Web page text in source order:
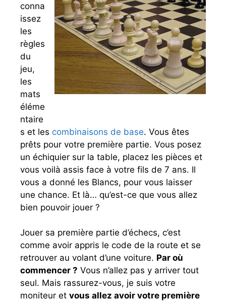
conna
issez
les
règles
du
jeu,
les
mats
éléme
ntaire
s et les combinaisons de base. Vous êtes
prêts pour votre première partie. Vous posez
un échiquier sur la table, placez les pièces et
vous voilà assis face à votre fils de 7 ans. Il
vous a donné les Blancs, pour vous laisser
une chance. Et là… qu’est-ce que vous allez
bien pouvoir jouer ?
Jouer sa première partie d’échecs, c’est
comme avoir appris le code de la route et se
retrouver au volant d’une voiture. Par où
commencer ? Vous n’allez pas y arriver tout
seul. Mais rassurez-vous, je suis votre
moniteur et vous allez avoir votre première